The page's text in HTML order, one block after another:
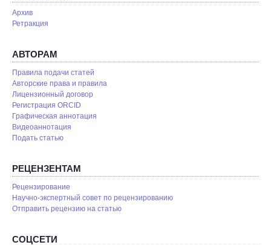
Архив
Ретракция
АВТОРАМ
Правила подачи статей
Авторские права и правила
Лицензионный договор
Регистрация ORCID
Графическая аннотация
Видеоаннотация
Подать статью
РЕЦЕНЗЕНТАМ
Рецензирование
Научно-экспертный совет по рецензированию
Отправить рецензию на статью
СОЦСЕТИ